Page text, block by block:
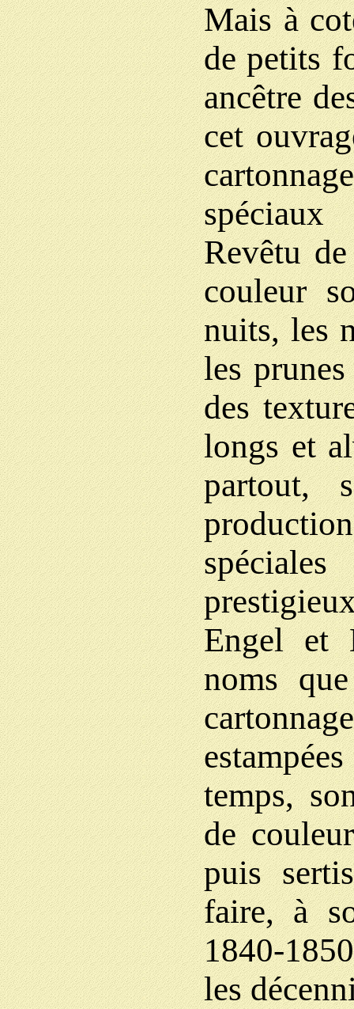
Mais à
de petits
ancêtre
cet
spéciaux
Revêtu
couleur
nuits, les
les
des
longs et
partout,
Engel et
noms
temps,
de
puis
faire, à
1840-
les